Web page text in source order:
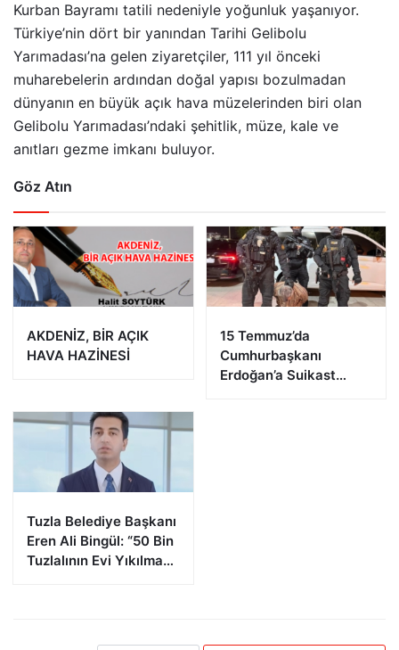
Kurban Bayramı tatili nedeniyle yoğunluk yaşanıyor.
Türkiye’nin dört bir yanından Tarihi Gelibolu
Yarımadası’na gelen ziyaretçiler, 111 yıl önceki
muharebelerin ardından doğal yapısı bozulmadan
dünyanın en büyük açık hava müzelerinden biri olan
Gelibolu Yarımadası’ndaki şehitlik, müze, kale ve
anıtları gezme imkanı buluyor.
Göz Atın
AKDENİZ, BİR AÇIK
HAVA HAZİNESİ
15 Temmuz’da
Cumhurbaşkanı
Erdoğan’a Suikast
Tuzla Belediye Başkanı
Eren Ali Bingül: “50 Bin
Tuzlalının Evi Yıkılma